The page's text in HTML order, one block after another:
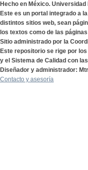
Hecho en México.
Este es un portal integrado a
distintos sitios web, sean
los textos como de las
Sitio administrado por la
Este repositorio se rige por
y el Sistema de Calidad con
Diseñador y administrador:
Contacto y asesoría